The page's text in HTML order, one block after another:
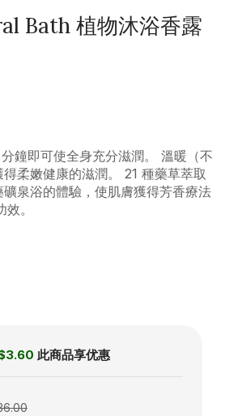
Bath 植物沐浴香露
鐘即可使全身充分滋潤。 溫暖（不
柔嫩健康的滋潤。 21 種藥草萃取
泉浴的體驗，使肌膚獲得芳香療法
。
此商品享优惠